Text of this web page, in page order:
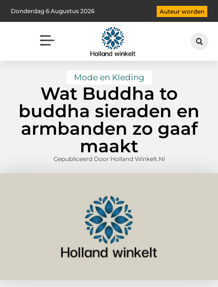
Donderdag 6 Augustus 2026 Auteur worden
Mode en Kleding
Wat Buddha to
buddha sieraden en
armbanden zo gaaf
maakt
Gepubliceerd Door Holland Winkelt.nl